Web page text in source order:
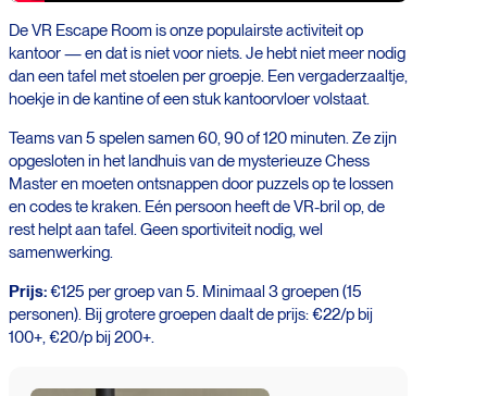
De VR Escape Room is onze populairste activiteit op
kantoor — en dat is niet voor niets. Je hebt niet meer nodig
dan een tafel met stoelen per groepje. Een vergaderzaaltje,
hoekje in de kantine of een stuk kantoorvloer volstaat.
Teams van 5 spelen samen 60, 90 of 120 minuten. Ze zijn
opgesloten in het landhuis van de mysterieuze Chess
Master en moeten ontsnappen door puzzels op te lossen
en codes te kraken. Eén persoon heeft de VR-bril op, de
rest helpt aan tafel. Geen sportiviteit nodig, wel
samenwerking.
Prijs:€125 per groep van 5. Minimaal 3 groepen (15
personen). Bij grotere groepen daalt de prijs: €22/p bij
100+, €20/p bij 200+.